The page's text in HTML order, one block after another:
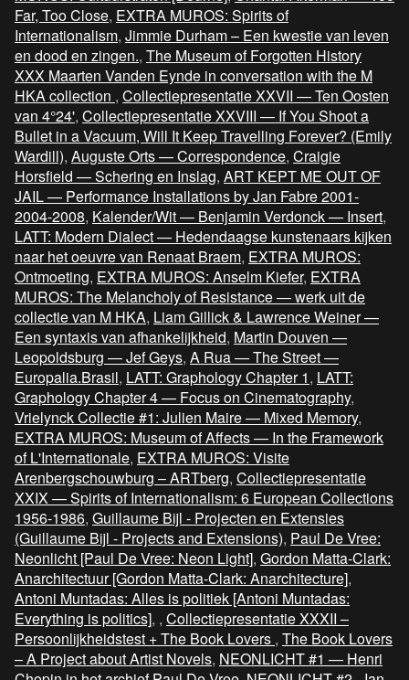
Far, Too Close, EXTRA MUROS: Spirits of
Internationalism, Jimmie Durham – Een kwestie van leven
en dood en zingen., The Museum of Forgotten History
XXX Maarten Vanden Eynde in conversation with the M
HKA collection , Collectiepresentatie XXVII — Ten Oosten
van 4°24', Collectiepresentatie XXVIII — If You Shoot a
Bullet in a Vacuum, Will It Keep Travelling Forever? (Emily
Wardill), Auguste Orts — Correspondence, Craigie
Horsfield — Schering en Inslag, ART KEPT ME OUT OF
JAIL — Performance Installations by Jan Fabre 2001-
2004-2008, Kalender/Wit — Benjamin Verdonck — Insert,
LATT: Modern Dialect — Hedendaagse kunstenaars kijken
naar het oeuvre van Renaat Braem, EXTRA MUROS:
Ontmoeting, EXTRA MUROS: Anselm Kiefer, EXTRA
MUROS: The Melancholy of Resistance — werk uit de
collectie van M HKA, Liam Gillick & Lawrence Weiner —
Een syntaxis van afhankelijkheid, Martin Douven —
Leopoldsburg — Jef Geys, A Rua — The Street —
Europalia.Brasil, LATT: Graphology Chapter 1, LATT:
Graphology Chapter 4 — Focus on Cinematography,
Vrielynck Collectie #1: Julien Maire — Mixed Memory,
EXTRA MUROS: Museum of Affects — In the Framework
of L'Internationale, EXTRA MUROS: Visite
Arenbergschouwburg – ARTberg, Collectiepresentatie
XXIX — Spirits of Internationalism: 6 European Collections
1956-1986, Guillaume Bijl - Projecten en Extensies
(Guillaume Bijl - Projects and Extensions), Paul De Vree:
Neonlicht [Paul De Vree: Neon Light], Gordon Matta-Clark:
Anarchitectuur [Gordon Matta-Clark: Anarchitecture],
Antoni Muntadas: Alles is politiek [Antoni Muntadas:
Everything is politics], , Collectiepresentatie XXXII –
Persoonlijkheidstest + The Book Lovers , The Book Lovers
– A Project about Artist Novels, NEONLICHT #1 — Henri